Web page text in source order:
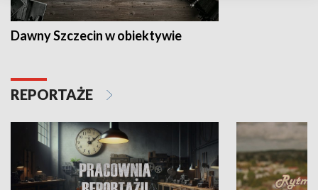
Dawny Szczecin w obiektywie
REPORTAŻE